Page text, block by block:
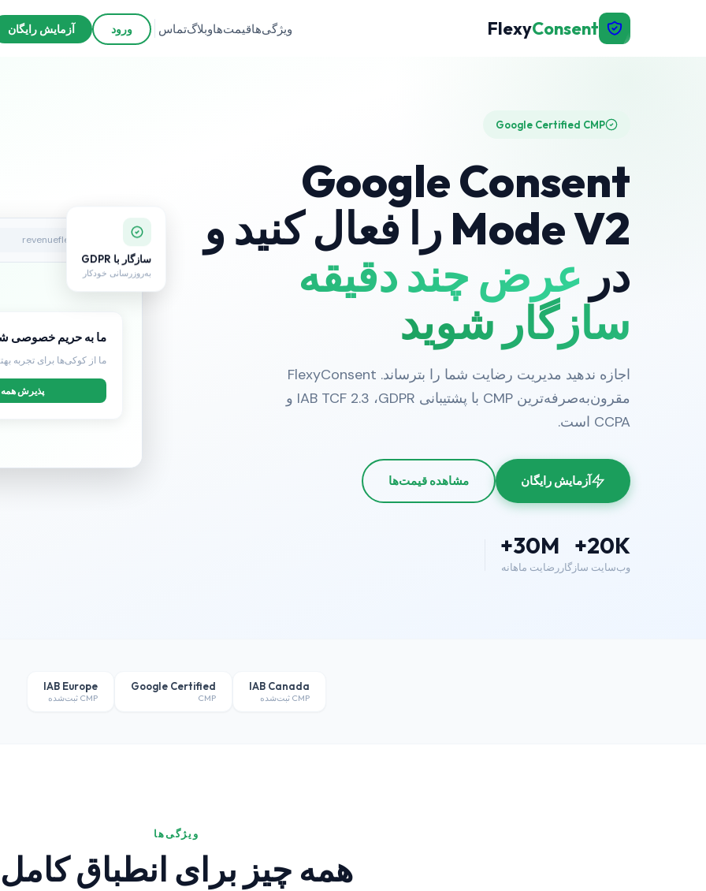
FlexyConsent ویژگی‌هاقیمت‌هاوبلاگتماس ورود آزمایش رایگان
Google Certified CMP
Google Consent
Mode V2 را فعال کنید و
در عرض چند دقیقه
سازگار شوید
اجازه ندهید مدیریت رضایت شما را بترساند. FlexyConsent
مقرون‌به‌صرفه‌ترین CMP با پشتیبانی IAB TCF 2.3 ،GDPR و
CCPA است.
آزمایش رایگان مشاهده قیمت‌ها
20K+
وب‌سایت سازگار
30M+
رضایت ماهانه
revenueflex.com
ما به حریم خصوصی
ما از کوکی‌ها برای تجربه
پذیرش همه
سازگار با GDPR
به‌روزرسانی خودکار
IAB Canada
CMP ثبت‌شده
Google Certified
CMP
IAB Europe
CMP ثبت‌شده
ویژگی‌ها
همه چیز برای انطباق کامل